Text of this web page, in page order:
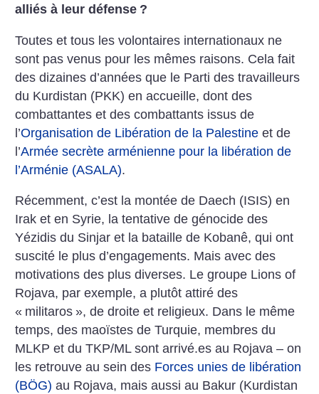
alliés à leur défense ?
Toutes et tous les volontaires internationaux ne
sont pas venus pour les mêmes raisons. Cela fait
des dizaines d’années que le Parti des travailleurs
du Kurdistan (PKK) en accueille, dont des
combattantes et des combattants issus de
l’Organisation de Libération de la Palestine et de
l’Armée secrète arménienne pour la libération de
l’Arménie (ASALA).
Récemment, c’est la montée de Daech (ISIS) en
Irak et en Syrie, la tentative de génocide des
Yézidis du Sinjar et la bataille de Kobanê, qui ont
suscité le plus d’engagements. Mais avec des
motivations des plus diverses. Le groupe Lions of
Rojava, par exemple, a plutôt attiré des
« militaros », de droite et religieux. Dans le même
temps, des maoïstes de Turquie, membres du
MLKP et du TKP/ML sont arrivé.es au Rojava – on
les retrouve au sein des Forces unies de libération
(BÖG) au Rojava, mais aussi au Bakur (Kurdistan